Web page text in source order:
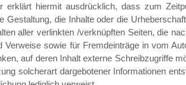
erklärt hiermit ausdrücklich, dass zum
Gestaltung, die Inhalte oder die
aller verlinkten /verknüpften Seiten, die
Verweise sowie für Fremdeinträge in vom
auf deren Inhalt externe Schreibzugriffe
solcherart dargebotener Informationen